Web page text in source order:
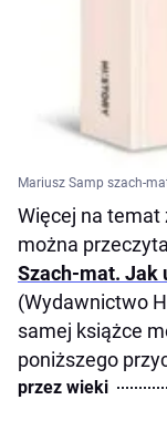
Mariusz Samp szach-
Więcej na temat
można
Szach-mat. Jak
(Wydawnictwo
samej książce
poniższego
przez wieki